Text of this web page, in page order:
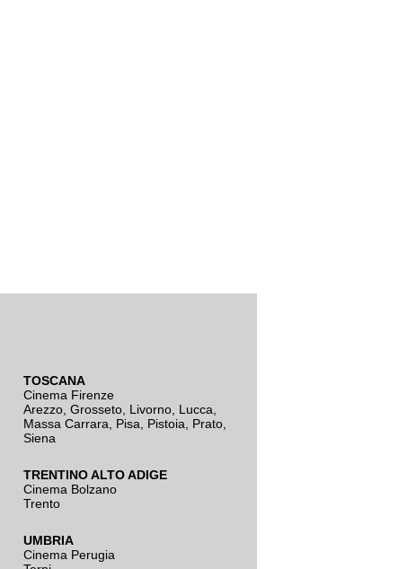
TOSCANA
Cinema Firenze
Arezzo Grosseto Livorno Lucca
Massa Carrara
Pisa Pistoia Prato
Siena
TRENTINO ALTO ADIGE
Cinema Bolzano
Trento
UMBRIA
Cinema Perugia